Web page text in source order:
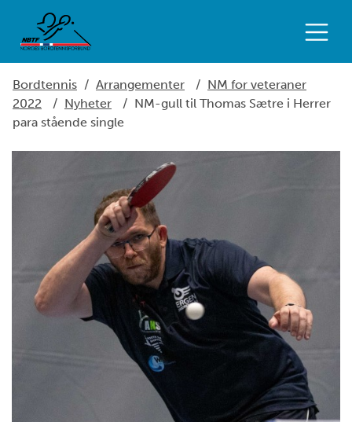
Bordtennis / Arrangementer / NM for veteraner
2022
/ Nyheter / NM-gull til Thomas Sætre i Herrer
para stående single